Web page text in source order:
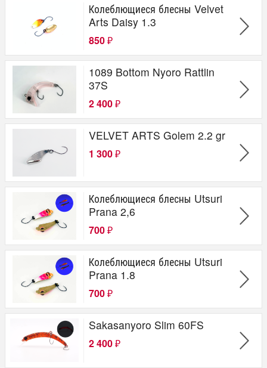
Колеблющиеся блесны Velvet
Arts Daisy 1.3
850 ₽
1089 Bottom Nyoro Rattlin
37S
2 400 ₽
VELVET ARTS Golem 2.2 gr
1 300 ₽
Колеблющиеся блесны Utsuri
Prana 2,6
700 ₽
Колеблющиеся блесны Utsuri
Prana 1.8
700 ₽
Sakasanyoro Slim 60FS
2 400 ₽